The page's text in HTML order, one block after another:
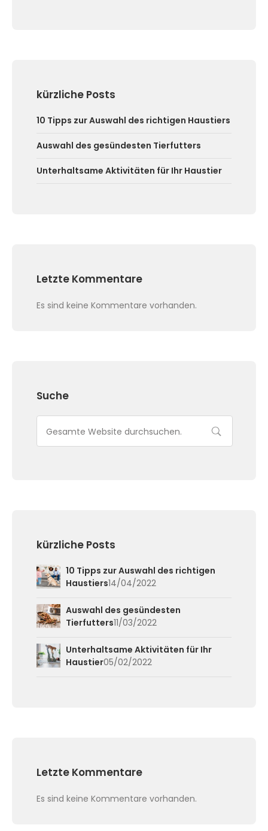
kürzliche Posts
10 Tipps zur Auswahl des richtigen Haustiers
Auswahl des gesündesten Tierfutters
Unterhaltsame Aktivitäten für Ihr Haustier
Letzte Kommentare
Es sind keine Kommentare vorhanden.
Suche
kürzliche Posts
10 Tipps zur Auswahl des richtigen
Haustiers14/04/2022
Auswahl des gesündesten
Tierfutters11/03/2022
Unterhaltsame Aktivitäten für Ihr
Haustier05/02/2022
Letzte Kommentare
Es sind keine Kommentare vorhanden.